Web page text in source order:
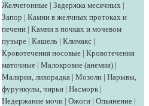
Желчегонные | Задержка месячных |
Запор | Камни в желчных протоках и
печени | Камни в почках и мочевом
пузыре | Кашель | Климакс |
Кровотечения носовые | Кровотечения
маточные | Малокровие (анемия) |
Малярия, лихорадка | Мозоли | Нарывы,
фурункулы, чирьи | Насморк |
Недержание мочи | Ожоги | Опьянение |